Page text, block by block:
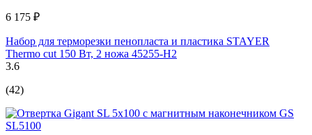
6 175 ₽
Набор для терморезки пенопласта и пластика STAYER
Thermo cut 150 Вт, 2 ножа 45255-H2
3.6
(42)